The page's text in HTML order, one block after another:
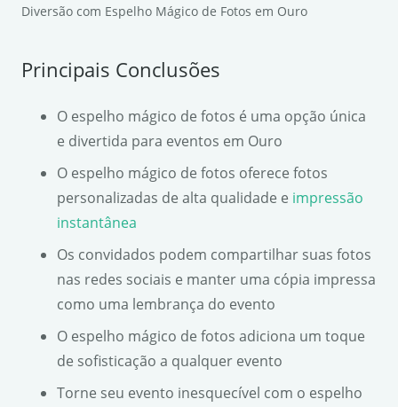
Diversão com Espelho Mágico de Fotos em Ouro
Principais Conclusões
O espelho mágico de fotos é uma opção única
e divertida para eventos em Ouro
O espelho mágico de fotos oferece fotos
personalizadas de alta qualidade e impressão
instantânea
Os convidados podem compartilhar suas fotos
nas redes sociais e manter uma cópia impressa
como uma lembrança do evento
O espelho mágico de fotos adiciona um toque
de sofisticação a qualquer evento
Torne seu evento inesquecível com o espelho